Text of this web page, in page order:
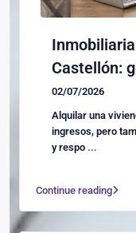
Castellón:
02/07/2026
Alquilar una
ingresos, pero
y respo ...
Continue reading